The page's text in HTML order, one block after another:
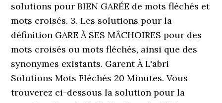
solutions pour BIEN GARÉE de mots fléchés et
mots croisés. 3. Les solutions pour la
définition GARE À SES MÂCHOIRES pour des
mots croisés ou mots fléchés, ainsi que des
synonymes existants. Garent À L'abri
Solutions Mots Fléchés 20 Minutes. Vous
trouverez ci-dessous la solution pour la